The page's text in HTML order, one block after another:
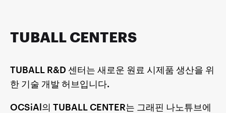
TUBALL CENTERS
TUBALL R&D 센터는 새로운 원료 시제품 생산을 위
한 기술 개발 허브입니다.
OCSiAl의 TUBALL CENTER는 그래핀 나노튜브에